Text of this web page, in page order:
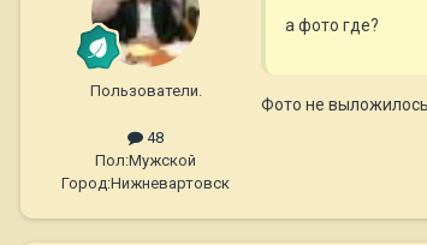
Пользователи.
48
Пол:Мужской
Город:Нижневартовск
а фото где?
Фото не